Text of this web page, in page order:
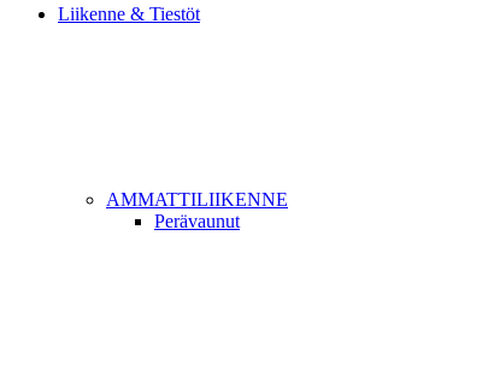
Liikenne & Tiestöt
AMMATTILIIKENNE
Perävaunut